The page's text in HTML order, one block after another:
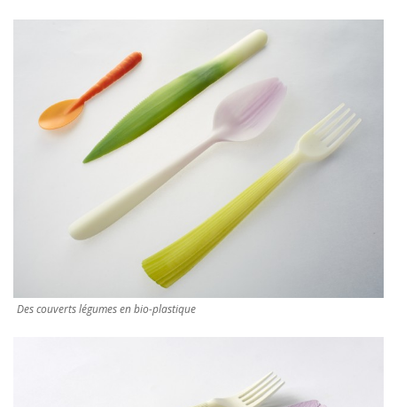
Des couverts légumes en bio-plastique